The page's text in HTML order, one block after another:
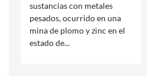
sustancias con metales
pesados, ocurrido en una
mina de plomo y zinc en el
estado de...